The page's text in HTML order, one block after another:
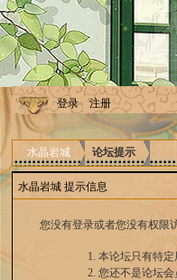
登录 注册
水晶岩城 论坛提示
水晶岩城 提示信息
您没有登录或者您没有权限
本论坛只有特
您还不是论坛